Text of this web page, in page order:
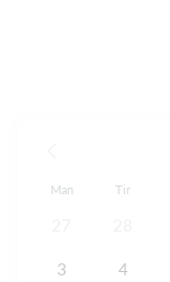
Man Tir
3 4